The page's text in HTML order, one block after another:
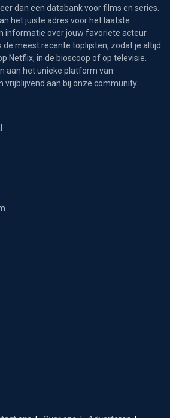
dan een databank voor films en series.
het juiste adres voor het laatste
informatie over jouw favoriete acteur.
de meest recente toplijsten, zodat je altijd
Netflix, in de bioscoop of op televisie.
aan het unieke platform van
vrijblijvend aan bij onze community.